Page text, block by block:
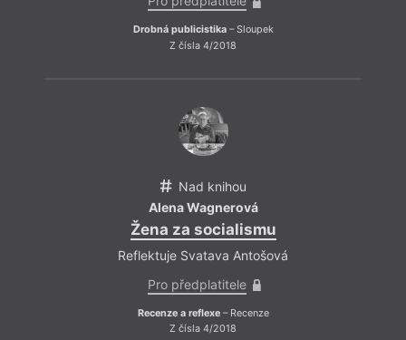
Drobná publicistika– Sloupek
Z čísla 4/2018
Nad knihou
Alena Wagnerová
Žena za socialismu
Reflektuje Svatava Antošová
Pro předplatitele
Recenze a reflexe– Recenze
Z čísla 4/2018